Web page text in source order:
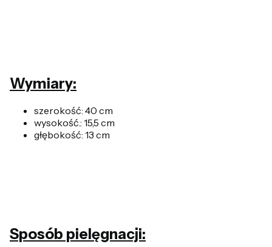
Wymiary:
szerokość: 40 cm
wysokość.: 15,5 cm
głębokość: 13 cm
Sposób pielęgnacji: